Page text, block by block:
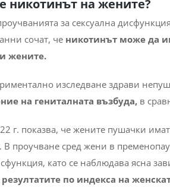
никотинът на жените?
за сексуална
сочат, ченикотинът може да
жените.
изследване здрави
на гениталната възбуда, в
г. показва, че жените пушачки
В проучване сред жени в
като се наблюдава ясна
по индекса на